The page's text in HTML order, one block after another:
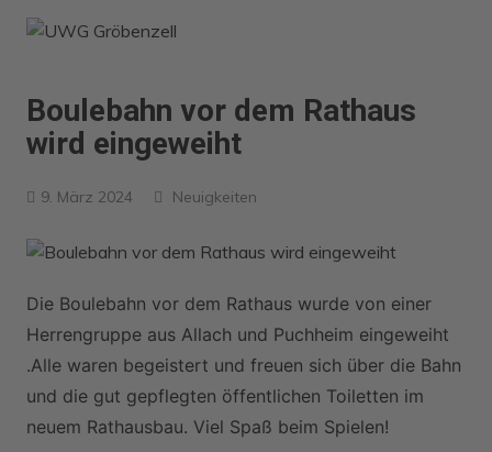
Zum
Inhalt
Boulebahn vor dem Rathaus
wird eingeweiht
9. März 2024 Neuigkeiten
Die Boulebahn vor dem Rathaus wurde von einer
Herrengruppe aus Allach und Puchheim eingeweiht
.Alle waren begeistert und freuen sich über die Bahn
und die gut gepflegten öffentlichen Toiletten im
neuem Rathausbau. Viel Spaß beim Spielen!